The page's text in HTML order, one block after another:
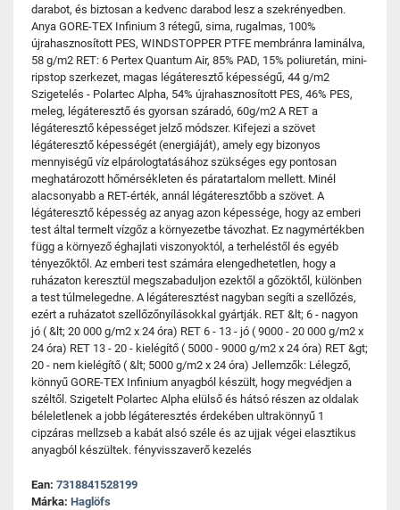
darabot, és biztosan a kedvenc darabod lesz a szekrényedben.
Anya GORE-TEX Infinium 3 rétegű, sima, rugalmas, 100%
újrahasznosított PES, WINDSTOPPER PTFE membránra laminálva,
58 g/m2 RET: 6 Pertex Quantum Air, 85% PAD, 15% poliuretán, mini-
ripstop szerkezet, magas légáteresztő képességű, 44 g/m2
Szigetelés - Polartec Alpha, 54% újrahasznosított PES, 46% PES,
meleg, légáteresztő és gyorsan száradó, 60g/m2 A RET a
légáteresztő képességet jelző módszer. Kifejezi a szövet
légáteresztő képességét (energiáját), amely egy bizonyos
mennyiségű víz elpárologtatásához szükséges egy pontosan
meghatározott hőmérsékleten és páratartalom mellett. Minél
alacsonyabb a RET-érték, annál légáteresztőbb a szövet. A
légáteresztő képesség az anyag azon képessége, hogy az emberi
test által termelt vízgőz a környezetbe távozhat. Ez nagymértékben
függ a környező éghajlati viszonyoktól, a terheléstől és egyéb
tényezőktől. Az emberi test számára elengedhetetlen, hogy a
ruházaton keresztül megszabaduljon ezektől a gőzöktől, különben
a test túlmelegedne. A légáteresztést nagyban segíti a szellőzés,
ezért a ruházatot szellőzőnyílásokkal gyártják. RET &lt; 6 - nagyon
jó ( &lt; 20 000 g/m2 x 24 óra) RET 6 - 13 - jó ( 9000 - 20 000 g/m2 x
24 óra) RET 13 - 20 - kielégítő ( 5000 - 9000 g/m2 x 24 óra) RET &gt;
20 - nem kielégítő ( &lt; 5000 g/m2 x 24 óra) Jellemzők: Lélegző,
könnyű GORE-TEX Infinium anyagból készült, hogy megvédjen a
széltől. Szigetelt Polartec Alpha elülső és hátsó részen az oldalak
béleletlenek a jobb légáteresztés érdekében ultrakönnyű 1
cipzáras mellzseb a kabát alsó széle és az ujjak végei elasztikus
anyagból készültek. fényvisszaverő kezelés
Ean: 7318841528199
Márka: Haglöfs